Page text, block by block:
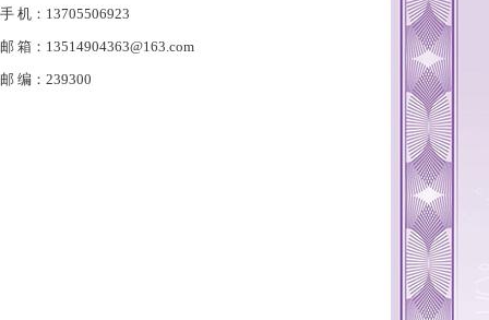
手 机：13705506923
邮 箱：13514904363@163.com
邮 编：239300